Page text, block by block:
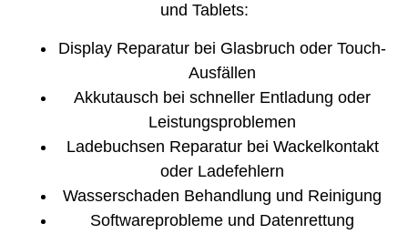
und Tablets:
Display Reparatur bei Glasbruch oder Touch-
Ausfällen
Akkutausch bei schneller Entladung oder
Leistungsproblemen
Ladebuchsen Reparatur bei Wackelkontakt
oder Ladefehlern
Wasserschaden Behandlung und Reinigung
Softwareprobleme und Datenrettung